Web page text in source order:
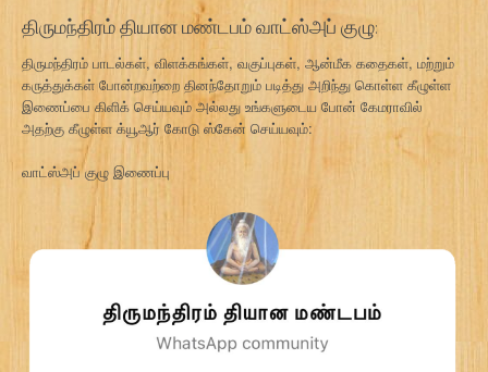
திருமந்திரம் தியான மண்டபம் வாட்ஸ்அப் குழு:
திருமந்திரம் பாடல்கள், விளக்கங்கள், வகுப்புகள், ஆன்மீக கதைகள், மற்றும்
கருத்துக்கள் போன்றவற்றை தினந்தோறும் படித்து அறிந்து கொள்ள கீழுள்ள
இணைப்பை கிளிக் செய்யவும் அல்லது உங்களுடைய போன் கேமராவில்
அதற்கு கீழுள்ள க்யூஆர் கோடு ஸ்கேன் செய்யவும்:
வாட்ஸ்அப் குழு இணைப்பு